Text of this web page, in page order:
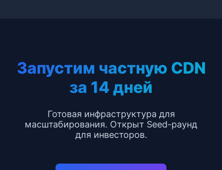
Запустим частную CDN
за 14 дней
Готовая инфраструктура для
масштабирования. Открыт Seed-раунд
для инвесторов.